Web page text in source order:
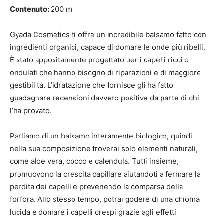
Contenuto: 200 ml
Gyada Cosmetics ti offre un incredibile balsamo fatto con
ingredienti organici, capace di domare le onde più ribelli.
È stato appositamente progettato per i capelli ricci o
ondulati che hanno bisogno di riparazioni e di maggiore
gestibilità. L’idratazione che fornisce gli ha fatto
guadagnare recensioni davvero positive da parte di chi
l’ha provato.
Parliamo di un balsamo interamente biologico, quindi
nella sua composizione troverai solo elementi naturali,
come aloe vera, cocco e calendula. Tutti insieme,
promuovono la crescita capillare aiutandoti a fermare la
perdita dei capelli e prevenendo la comparsa della
forfora. Allo stesso tempo, potrai godere di una chioma
lucida e domare i capelli crespi grazie agli effetti